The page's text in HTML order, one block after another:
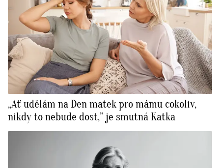
„Ať udělám na Den matek pro mámu cokoliv,
nikdy to nebude dost,” je smutná Katka